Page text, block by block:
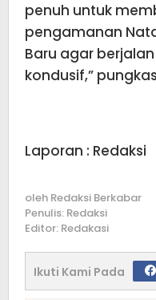
penuh untuk
pengamanan
Baru agar
kondusif,”
Laporan : Redaksi
oleh Redaksi Berkabar
Penulis: Redaksi
Editor: Redakasi
Ikuti Kami Pada